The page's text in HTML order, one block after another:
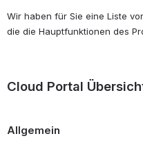
Wir haben für Sie eine Liste
die die Hauptfunktionen des
Cloud Portal
Allgemein